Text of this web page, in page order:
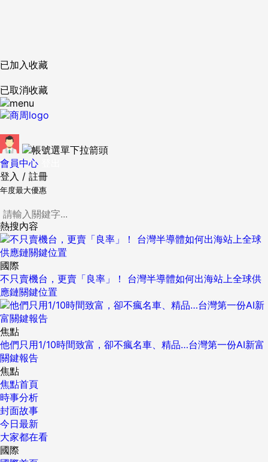
已加入收藏
已取消收藏
會員中心
登入 / 註冊
年度最大優惠
熱搜內容
國際
不只賣機台，更賣「良率」！ 台灣半導體如何出海站上全球供
應鏈關鍵位置
焦點
他們只用1/10時間致富，卻不瘋名車、精品…台灣第一份AI新富
關鍵報告
焦點
焦點首頁
時事分析
封面故事
今日最新
大家都在看
國際